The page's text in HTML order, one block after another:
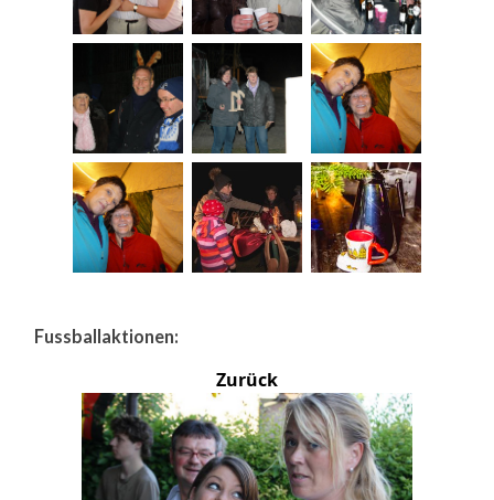
Fussballaktionen:
Zurück